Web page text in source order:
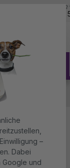
über
Katze
–
Dabei
und